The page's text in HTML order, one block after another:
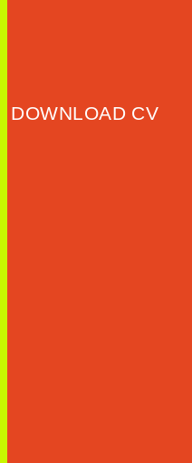
DOWNLOAD CV